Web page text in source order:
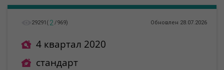
29291 ( 2 /969) Обновлен 28.07.2026
4 квартал 2020
стандарт